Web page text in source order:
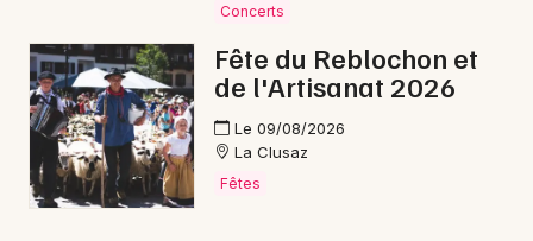
Mon email
Je m'abonne
Concerts
Fête du Reblochon et
de l'Artisanat 2026
Le 09/08/2026
La Clusaz
Fêtes